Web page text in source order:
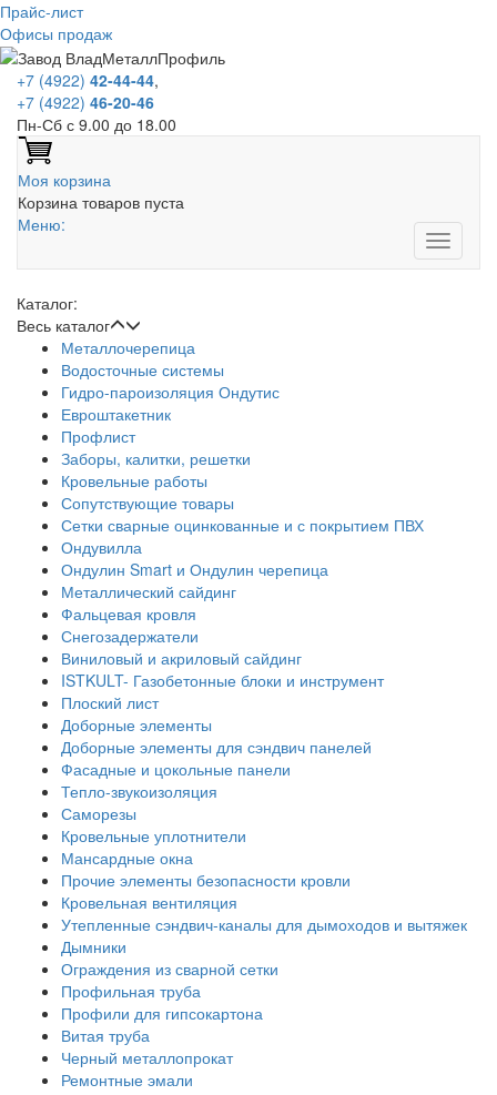
Прайс-лист
Офисы продаж
+7 (4922) 42-44-44,
+7 (4922) 46-20-46
Пн-Сб с 9.00 до 18.00
Моя корзина
Корзина товаров пуста
Меню:
Каталог:
Весь каталог
Металлочерепица
Водосточные системы
Гидро-пароизоляция Ондутис
Евроштакетник
Профлист
Заборы, калитки, решетки
Кровельные работы
Сопутствующие товары
Сетки сварные оцинкованные и с покрытием ПВХ
Ондувилла
Ондулин Smart и Ондулин черепица
Металлический сайдинг
Фальцевая кровля
Снегозадержатели
Виниловый и акриловый сайдинг
ISTKULT- Газобетонные блоки и инструмент
Плоский лист
Доборные элементы
Доборные элементы для сэндвич панелей
Фасадные и цокольные панели
Тепло-звукоизоляция
Саморезы
Кровельные уплотнители
Мансардные окна
Прочие элементы безопасности кровли
Кровельная вентиляция
Утепленные сэндвич-каналы для дымоходов и вытяжек
Дымники
Ограждения из сварной сетки
Профильная труба
Профили для гипсокартона
Витая труба
Черный металлопрокат
Ремонтные эмали